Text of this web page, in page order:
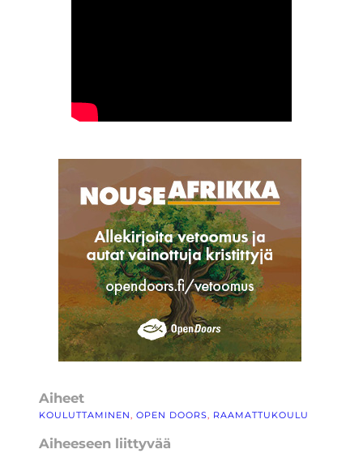
Aiheet
KOULUTTAMINEN, OPEN DOORS, RAAMATTUKOULU
Aiheeseen liittyvää